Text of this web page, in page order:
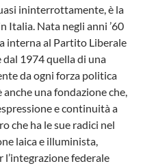
ininterrottamente, è la
Italia. Nata negli anni ’60
interna al Partito Liberale
1974 quella di una
da ogni forza politica
una fondazione che,
e continuità a
che ha le sue radici nel
laica e illuminista,
l’integrazione federale